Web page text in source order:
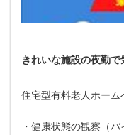
きれいな施設の夜勤
住宅型有料老人ホーム
・健康状態の観察（バ